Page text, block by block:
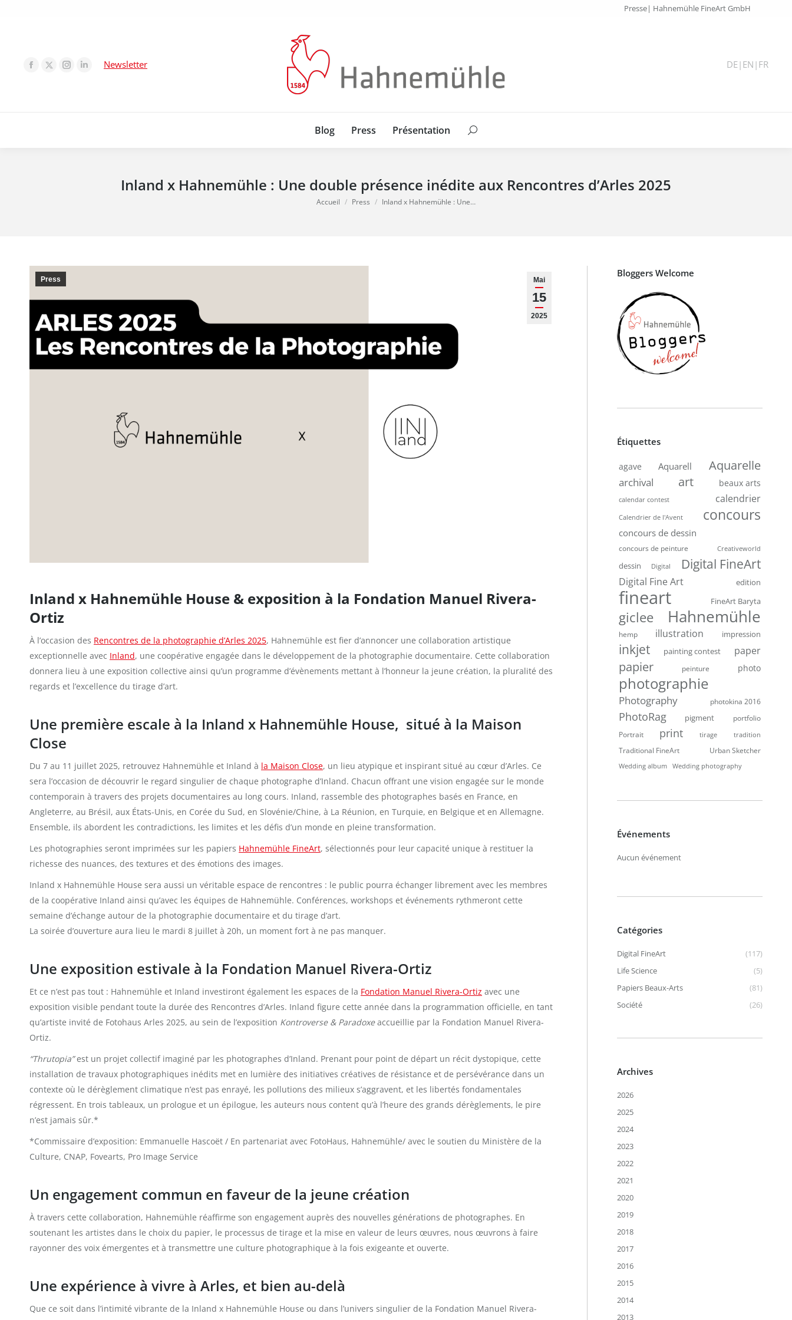
Presse| Hahnemühle FineArt GmbH
Newsletter DE| EN | FR
Blog Press Présentation Search:
Inland x Hahnemühle : Une double présence inédite aux Rencontres d’Arles 2025
Vous êtes ici :
Accueil Press Inland x Hahnemühle : Une…
Mai
15
2025
Press
Inland x Hahnemühle House & exposition à la Fondation Manuel Rivera-
Ortiz
À l’occasion des Rencontres de la photographie d’Arles 2025, Hahnemühle est fier d’annoncer une collaboration artistique
exceptionnelle avec Inland, une coopérative engagée dans le développement de la photographie documentaire. Cette collaboration
donnera lieu à une exposition collective ainsi qu’un programme d’évènements mettant à l’honneur la jeune création, la pluralité des
regards et l’excellence du tirage d’art.
Une première escale à la Inland x Hahnemühle House, situé à la Maison
Close
Du 7 au 11 juillet 2025, retrouvez Hahnemühle et Inland à la Maison Close, un lieu atypique et inspirant situé au cœur d’Arles. Ce
sera l’occasion de découvrir le regard singulier de chaque photographe d’Inland. Chacun offrant une vision engagée sur le monde
contemporain à travers des projets documentaires au long cours. Inland, rassemble des photographes basés en France, en
Angleterre, au Brésil, aux États-Unis, en Corée du Sud, en Slovénie/Chine, à La Réunion, en Turquie, en Belgique et en Allemagne.
Ensemble, ils abordent les contradictions, les limites et les défis d’un monde en pleine transformation.
Les photographies seront imprimées sur les papiers Hahnemühle FineArt, sélectionnés pour leur capacité unique à restituer la
richesse des nuances, des textures et des émotions des images.
Inland x Hahnemühle House sera aussi un véritable espace de rencontres : le public pourra échanger librement avec les membres
de la coopérative Inland ainsi qu’avec les équipes de Hahnemühle. Conférences, workshops et événements rythmeront cette
semaine d’échange autour de la photographie documentaire et du tirage d’art.
La soirée d’ouverture aura lieu le mardi 8 juillet à 20h, un moment fort à ne pas manquer.
Une exposition estivale à la Fondation Manuel Rivera-Ortiz
Et ce n’est pas tout : Hahnemühle et Inland investiront également les espaces de la Fondation Manuel Rivera-Ortiz avec une
exposition visible pendant toute la durée des Rencontres d’Arles. Inland figure cette année dans la programmation officielle, en tant
qu’artiste invité de Fotohaus Arles 2025, au sein de l’exposition Kontroverse & Paradoxeaccueillie par la Fondation Manuel Rivera-
Ortiz.
“Thrutopia”est un projet collectif imaginé par les photographes d’Inland. Prenant pour point de départ un récit dystopique, cette
installation de travaux photographiques inédits met en lumière des initiatives créatives de résistance et de persévérance dans un
contexte où le dérèglement climatique n’est pas enrayé, les pollutions des milieux s’aggravent, et les libertés fondamentales
régressent. En trois tableaux, un prologue et un épilogue, les auteurs nous content qu’à l’heure des grands dérèglements, le pire
n’est jamais sûr.*
*Commissaire d’exposition: Emmanuelle Hascoët / En partenariat avec FotoHaus, Hahnemühle/ avec le soutien du Ministère de la
Culture, CNAP, Fovearts, Pro Image Service
Un engagement commun en faveur de la jeune création
À travers cette collaboration, Hahnemühle réaffirme son engagement auprès des nouvelles générations de photographes. En
soutenant les artistes dans le choix du papier, le processus de tirage et la mise en valeur de leurs œuvres, nous œuvrons à faire
rayonner des voix émergentes et à transmettre une culture photographique à la fois exigeante et ouverte.
Une expérience à vivre à Arles, et bien au-delà
Que ce soit dans l’intimité vibrante de la Inland x Hahnemühle House ou dans l’univers singulier de la Fondation Manuel Rivera-
Bloggers Welcome
Étiquettes
agave Aquarell Aquarelle
archival art beaux arts
calendar contest calendrier
Calendrier de l'Avent concours
concours de dessin
concours de peinture Creativeworld
dessin Digital Digital FineArt
Digital Fine Art edition
fineart FineArt Baryta
giclee Hahnemühle
hemp illustration impression
inkjet painting contest paper
papier peinture photo
photographie
Photography photokina 2016
PhotoRag pigment
portfolio
Portrait
print tirage tradition
Traditional FineArt Urban Sketcher
Wedding album Wedding photography
Événements
Aucun événement
Catégories
Digital FineArt
(117)
Life Science
(5)
Papiers Beaux-Arts
(81)
Société
(26)
Archives
2026
2025
2024
2023
2022
2021
2020
2019
2018
2017
2016
2015
2014
2013